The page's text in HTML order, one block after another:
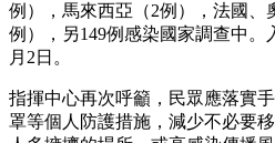
例），馬來西亞（2例），法國、
例），另149例感染國家調查中。
月2日。
指揮中心再次呼籲，民眾應落實
罩等個人防護措施，減少不必要